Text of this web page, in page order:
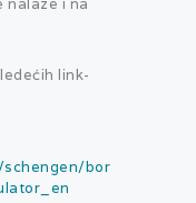
nalaze i na
link-
bor